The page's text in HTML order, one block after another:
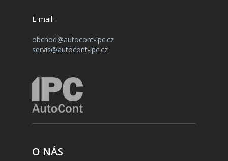
E-mail:
obchod@autocont-ipc.cz
servis@autocont-ipc.cz
O NÁS